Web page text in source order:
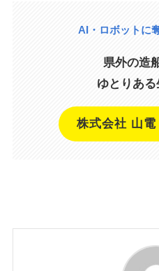
AI・ロボットに
県外の造
ゆとりあ
株式会社 山